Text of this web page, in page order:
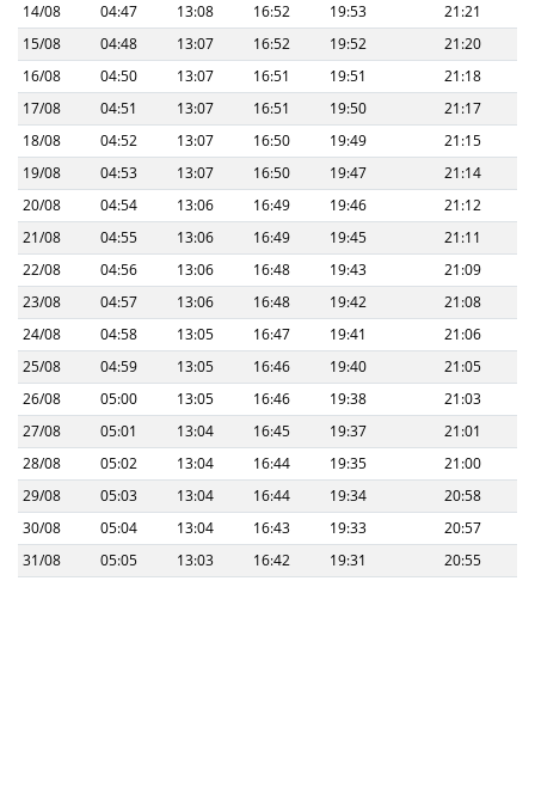
14/08
04:47 13:08 16:52 19:53
21:21
15/08
04:48 13:07 16:52 19:52
21:20
16/08
04:50 13:07 16:51 19:51
21:18
17/08
04:51 13:07 16:51 19:50
21:17
18/08
04:52 13:07 16:50 19:49
21:15
19/08
04:53 13:07 16:50 19:47
21:14
20/08
04:54 13:06 16:49 19:46
21:12
21/08
04:55 13:06 16:49 19:45
21:11
22/08
04:56 13:06 16:48 19:43
21:09
23/08
04:57 13:06 16:48 19:42
21:08
24/08
04:58 13:05 16:47 19:41
21:06
25/08
04:59 13:05 16:46 19:40
21:05
26/08
05:00 13:05 16:46 19:38
21:03
27/08
05:01 13:04 16:45 19:37
21:01
28/08
05:02 13:04 16:44 19:35
21:00
29/08
05:03 13:04 16:44 19:34
20:58
30/08
05:04 13:04 16:43 19:33
20:57
31/08
05:05 13:03 16:42 19:31 20:55